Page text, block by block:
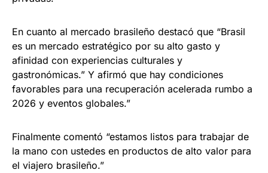
En cuanto al mercado brasileño destacó que “Brasil
es un mercado estratégico por su alto gasto y
afinidad con experiencias culturales y
gastronómicas.” Y afirmó que hay condiciones
favorables para una recuperación acelerada rumbo a
2026 y eventos globales.”
Finalmente comentó “estamos listos para trabajar de
la mano con ustedes en productos de alto valor para
el viajero brasileño.”